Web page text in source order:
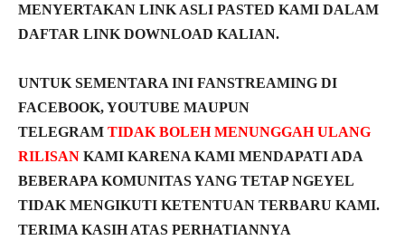
MENYERTAKAN LINK ASLI PASTED KAMI DALAM
DAFTAR LINK DOWNLOAD KALIAN.
UNTUK SEMENTARA INI FANSTREAMING DI
FACEBOOK, YOUTUBE MAUPUN
TELEGRAM TIDAK BOLEH MENUNGGAH ULANG
RILISAN KAMI KARENA KAMI MENDAPATI ADA
BEBERAPA KOMUNITAS YANG TETAP NGEYEL
TIDAK MENGIKUTI KETENTUAN TERBARU KAMI.
TERIMA KASIH ATAS PERHATIANNYA